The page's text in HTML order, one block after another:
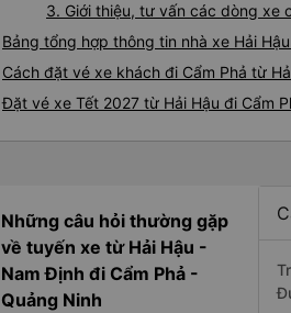
3. Giới thiệu, tư vấn các dòng xe
Bảng tổng hợp thông tin nhà xe Hải
Cách đặt vé xe khách đi Cẩm Phả từ
Đặt vé xe Tết 2027 từ Hải Hậu đi Cẩm
Những câu hỏi thường gặp
về tuyến xe từ Hải Hậu -
Nam Định đi Cẩm Phả -
Quảng Ninh